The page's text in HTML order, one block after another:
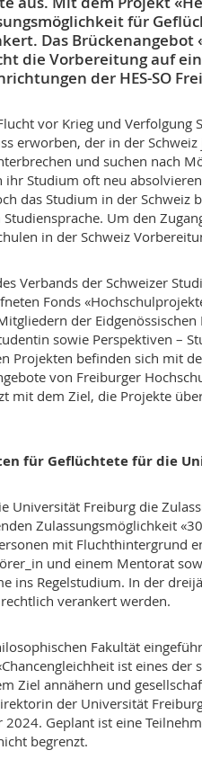
für
Das Brückenangebot
die Vorbereitung auf
der HES-SO
vor Krieg und
erworben, der in der
und suchen nach
ihr Studium oft neu
das Studium in der Schweiz
Um den
in der Schweiz
Verbands der Schweizer
Fonds
der
sowie Perspektiven –
Projekten befinden sich mit
von Freiburger
mit dem Ziel, die Projekte
für Geflüchtete für die
Universität Freiburg die
Zulassungsmöglichkeit
mit Fluchthintergrund
und einem Mentorat
ins Regelstudium. In der
verankert werden.
Fakultät
ist eines
Ziel annähern und
der Universität
Geplant ist eine
begrenzt.